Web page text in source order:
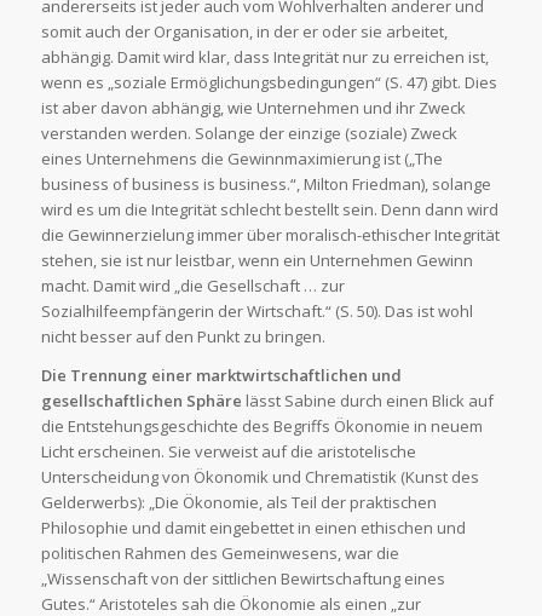
andererseits ist jeder auch vom Wohlverhalten anderer und
somit auch der Organisation, in der er oder sie arbeitet,
abhängig. Damit wird klar, dass Integrität nur zu erreichen ist,
wenn es „soziale Ermöglichungsbedingungen“ (S. 47) gibt. Dies
ist aber davon abhängig, wie Unternehmen und ihr Zweck
verstanden werden. Solange der einzige (soziale) Zweck
eines Unternehmens die Gewinnmaximierung ist („The
business of business is business.“, Milton Friedman), solange
wird es um die Integrität schlecht bestellt sein. Denn dann wird
die Gewinnerzielung immer über moralisch-ethischer Integrität
stehen, sie ist nur leistbar, wenn ein Unternehmen Gewinn
macht. Damit wird „die Gesellschaft … zur
Sozialhilfeempfängerin der Wirtschaft.“ (S. 50). Das ist wohl
nicht besser auf den Punkt zu bringen.
Die Trennung einer marktwirtschaftlichen und
gesellschaftlichen Sphäre lässt Sabine durch einen Blick auf
die Entstehungsgeschichte des Begriffs Ökonomie in neuem
Licht erscheinen. Sie verweist auf die aristotelische
Unterscheidung von Ökonomik und Chrematistik (Kunst des
Gelderwerbs): „Die Ökonomie, als Teil der praktischen
Philosophie und damit eingebettet in einen ethischen und
politischen Rahmen des Gemeinwesens, war die
„Wissenschaft von der sittlichen Bewirtschaftung eines
Gutes.“ Aristoteles sah die Ökonomie als einen „zur